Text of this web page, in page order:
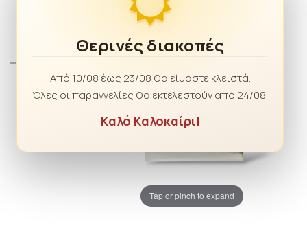
Θερινές διακοπές
Από 10/08 έως 23/08 θα είμαστε κλειστά.
Όλες οι παραγγελίες θα εκτελεστούν από 24/08.
Καλό Καλοκαίρι!
Tap or pinch to expand